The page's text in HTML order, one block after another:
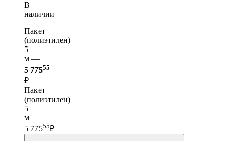
В
наличии
Пакет
(полиэтилен)
5
м —
5 77555
₽
Пакет
(полиэтилен)
5
м
5 77555₽